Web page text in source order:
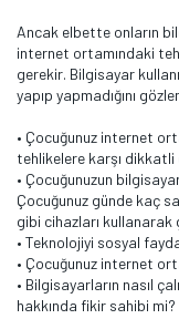
Ancak elbette onların
internet ortamındaki
gerekir. Bilgisayar
yapıp yapmadığını
• Çocuğunuz internet
tehlikelere karşı dikkatli
• Çocuğunuzun
Çocuğunuz günde kaç
gibi cihazları kullanarak
• Teknolojiyi sosyal
• Çocuğunuz internet
• Bilgisayarların nasıl
hakkında fikir sahibi mi?